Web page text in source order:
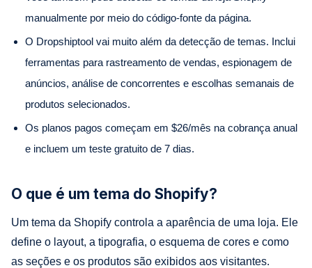
manualmente por meio do código-fonte da página.
O Dropshiptool vai muito além da detecção de temas. Inclui
ferramentas para rastreamento de vendas, espionagem de
anúncios, análise de concorrentes e escolhas semanais de
produtos selecionados.
Os planos pagos começam em $26/mês na cobrança anual
e incluem um teste gratuito de 7 dias.
O que é um tema do Shopify?
Um tema da Shopify controla a aparência de uma loja. Ele
define o layout, a tipografia, o esquema de cores e como
as seções e os produtos são exibidos aos visitantes.